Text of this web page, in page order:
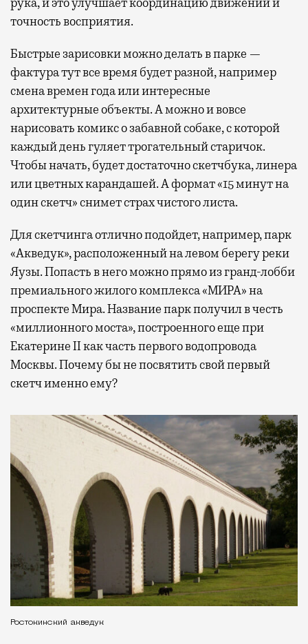
точность восприятия.
Быстрые зарисовки можно делать в парке —
фактура тут все время будет разной, например
смена времен года или интересные
архитектурные объекты. А можно и вовсе
нарисовать комикс о забавной собаке, с которой
каждый день гуляет трогательный старичок.
Чтобы начать, будет достаточно скетчбука, линера
или цветных карандашей. А формат «15 минут на
один скетч» снимет страх чистого листа.
Для скетчинга отлично подойдет, например, парк
«Акведук», расположенный на левом берегу реки
Яузы. Попасть в него можно прямо из гранд-лобби
премиального жилого комплекса «МИРА» на
проспекте Мира. Название парк получил в честь
«миллионного моста», построенного еще при
Екатерине II как часть первого водопровода
Москвы. Почему бы не посвятить свой первый
скетч именно ему?
Ростокинский акведук